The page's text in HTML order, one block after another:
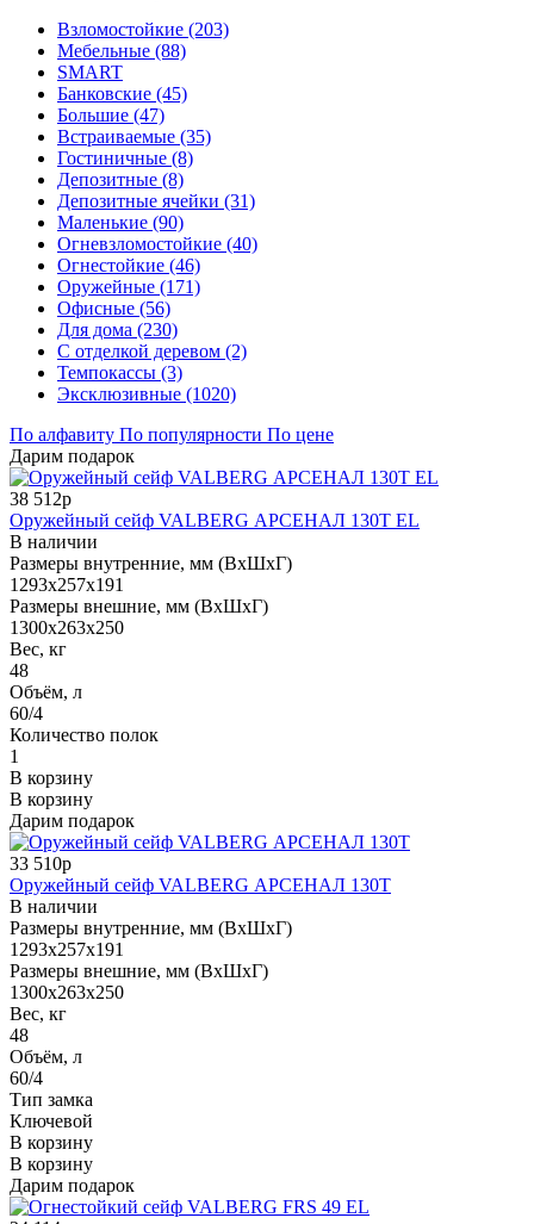
Взломостойкие (203)
Мебельные (88)
SMART
Банковские (45)
Большие (47)
Встраиваемые (35)
Гостиничные (8)
Депозитные (8)
Депозитные ячейки (31)
Маленькие (90)
Огневзломостойкие (40)
Огнестойкие (46)
Оружейные (171)
Офисные (56)
Для дома (230)
С отделкой деревом (2)
Темпокассы (3)
Эксклюзивные (1020)
По алфавиту По популярности По цене
Дарим подарок
38 512р
Оружейный сейф VALBERG АРСЕНАЛ 130Т EL
В наличии
Размеры внутренние, мм (ВхШхГ)
1293x257x191
Размеры внешние, мм (ВхШхГ)
1300x263x250
Вес, кг
48
Объём, л
60/4
Количество полок
1
В корзину
В корзину
Дарим подарок
33 510р
Оружейный сейф VALBERG АРСЕНАЛ 130Т
В наличии
Размеры внутренние, мм (ВхШхГ)
1293x257x191
Размеры внешние, мм (ВхШхГ)
1300x263x250
Вес, кг
48
Объём, л
60/4
Тип замка
Ключевой
В корзину
В корзину
Дарим подарок